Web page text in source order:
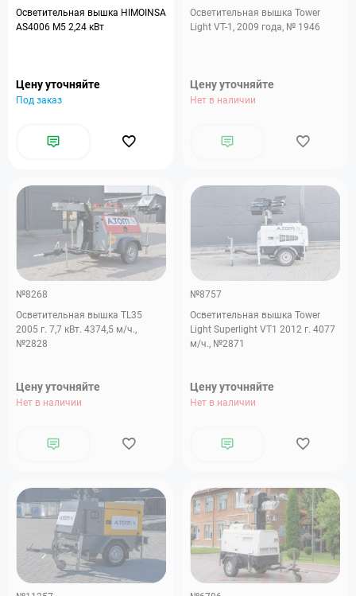
Осветительная вышка HIMOINSA
AS4006 M5 2,24 кВт
Цену уточняйте
Под заказ
Осветительная вышка Tower
Light VT-1, 2009 года, № 1946
Цену уточняйте
Нет в наличии
№8268
Осветительная вышка TL35
2005 г. 7,7 кВт. 4374,5 м/ч.,
№2828
Цену уточняйте
Нет в наличии
№8757
Осветительная вышка Tower
Light Superlight VT1 2012 г. 4077
м/ч., №2871
Цену уточняйте
Нет в наличии